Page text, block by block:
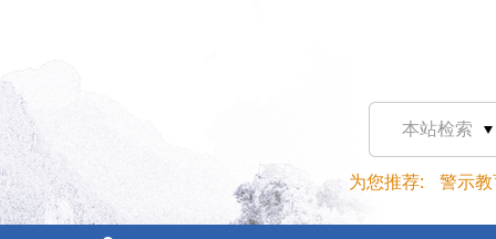
本站检索
为您推荐: 警示教